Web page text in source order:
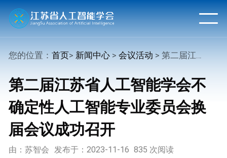
您的位置：首页> 新闻中心 >会议活动 > 第二届江苏省人工智能学会不确定性人工智能专业委员会换届会议成功召开
第二届江苏省人工智能学会不
确定性人工智能专业委员会换
届会议成功召开
由：苏智会 发布于：2023-11-16 835 次阅读